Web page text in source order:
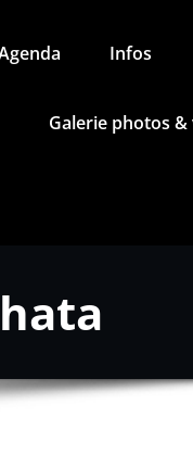
Infos
Galerie photos &